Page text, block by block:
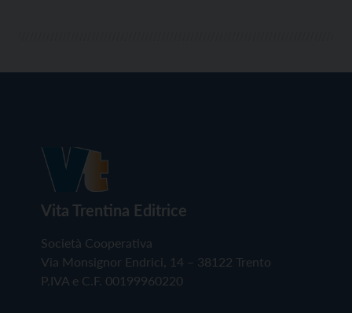
Vita Trentina Editrice
Società Cooperativa
Via Monsignor Endrici, 14 – 38122 Trento
P.IVA e C.F. 00199960220